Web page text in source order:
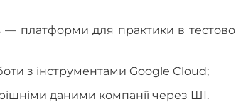
— платформи для практики в
з інструментами Google Cloud;
даними компанії через ШІ.